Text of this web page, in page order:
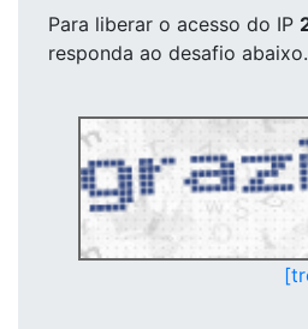
Para liberar o acesso do IP
responda ao desafio abaixo.